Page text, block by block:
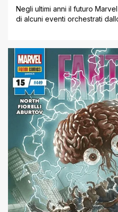
Negli ultimi anni il futuro
di alcuni eventi orchestrati
Nueva York per addentrarsi
Insieme a una schiera di
Nick [']